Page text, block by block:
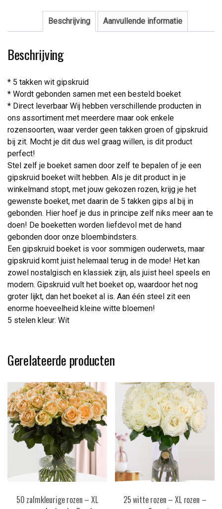
Beschrijving Aanvullende informatie
Beschrijving
* 5 takken wit gipskruid
* Wordt gebonden samen met een besteld boeket
* Direct leverbaar Wij hebben verschillende producten in
ons assortiment met meerdere maar ook enkele
rozensoorten, waar verder geen takken groen of gipskruid
bij zit. Mocht je dit dus wel graag willen, is dit product
perfect!
Stel zelf je boeket samen door zelf te bepalen of je een
gipskruid boeket wilt hebben. Als je dit product in je
winkelmand stopt, met jouw gekozen rozen, krijg je het
gewenste boeket, met daarin de 5 takken gips al bij in
gebonden. Hier hoef je dus in principe zelf niks meer aan te
doen! De boeketten worden liefdevol met de hand
gebonden door onze bloembindsters.
Een gipskruid boeket is voor sommigen ouderwets, maar
gipskruid komt juist helemaal terug in de mode! Het kan
zowel nostalgisch en klassiek zijn, als juist heel speels en
modern. Gipskruid vult het boeket op, waardoor het nog
groter lijkt, dan het boeket al is. Aan één steel zit een
enorme hoeveelheid kleine witte bloemen!
5 stelen kleur: Wit
Gerelateerde producten
50 zalmkleurige rozen – XL
25 witte rozen – XL rozen –